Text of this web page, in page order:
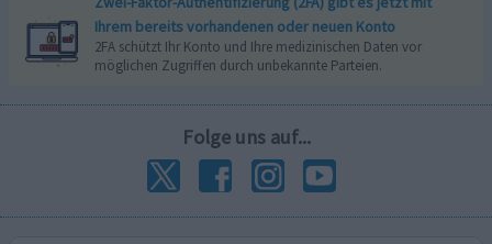
Ihrem bereits vorhandenen oder neuen Konto
2FA schützt Ihr Konto und Ihre medizinischen Daten vor
möglichen Zugriffen durch unbekannte Parteien.
Folge uns auf...